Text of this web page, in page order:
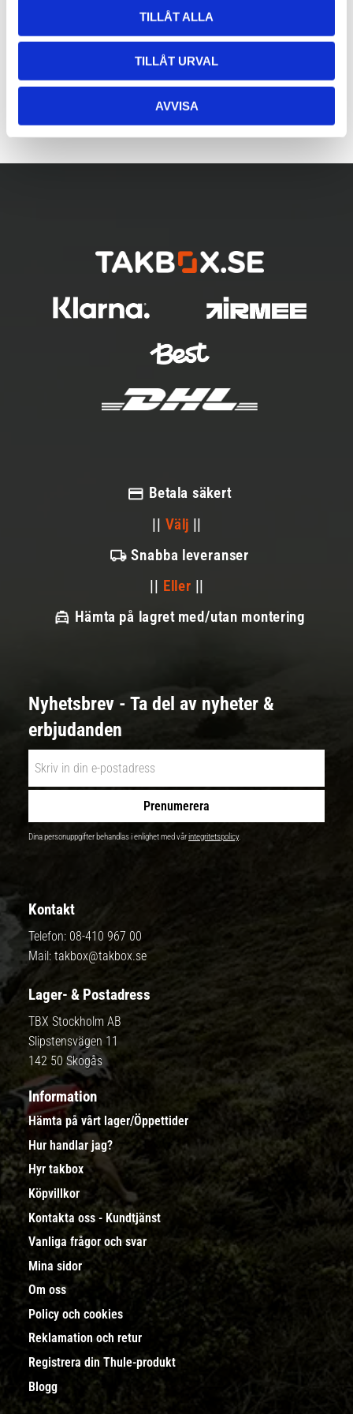
TILLÅT ALLA
TILLÅT URVAL
AVVISA
Betala säkert
|| Välj ||
Snabba leveranser
|| Eller ||
Hämta på lagret med/utan montering
Nyhetsbrev - Ta del av nyheter &
erbjudanden
Prenumerera
Dina personuppgifter behandlas i enlighet med vårintegritetspolicy.
Kontakt
Telefon: 08-410 967 00
Mail: takbox@takbox.se
Lager- & Postadress
TBX Stockholm AB
Slipstensvägen 11
142 50 Skogås
Information
Hämta på vårt lager/Öppettider
Hur handlar jag?
Hyr takbox
Köpvillkor
Kontakta oss - Kundtjänst
Vanliga frågor och svar
Mina sidor
Om oss
Policy och cookies
Reklamation och retur
Registrera din Thule-produkt
Blogg